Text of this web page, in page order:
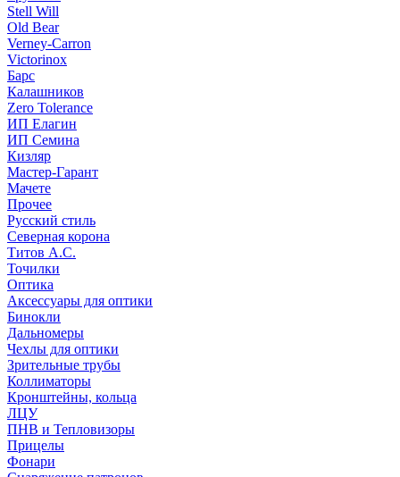
Stell Will
Old Bear
Verney-Carron
Victorinox
Барс
Калашников
Zero Tolerance
ИП Елагин
ИП Семина
Кизляр
Мастер-Гарант
Мачете
Прочее
Русский стиль
Северная корона
Титов А.С.
Точилки
Оптика
Аксессуары для оптики
Бинокли
Дальномеры
Чехлы для оптики
Зрительные трубы
Коллиматоры
Кронштейны, кольца
ЛЦУ
ПНВ и Тепловизоры
Прицелы
Фонари